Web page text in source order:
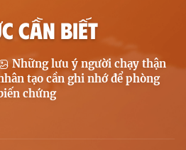
CẦN BIẾT
Những lưu ý người chạy thận
tạo cần ghi nhớ để phòng
chứng